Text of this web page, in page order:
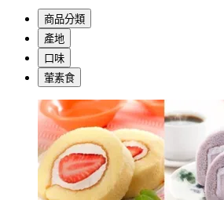
商品分類
產地
口味
葷素食